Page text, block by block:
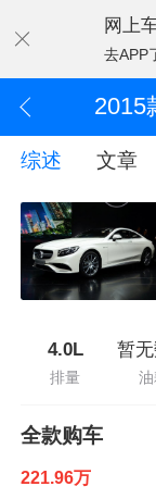
网上
去APP
综述 文章
4.0L
排量
暂
全款购车
221.96万